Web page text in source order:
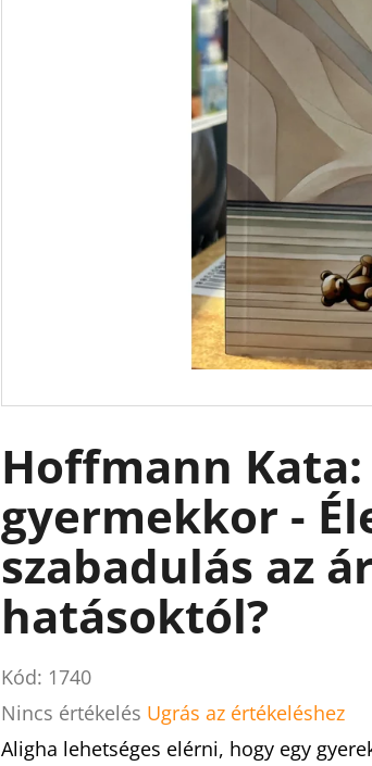
Hoffmann
gyermekkor -
szabadulás az
hatásoktól?
Kód: 1740
A
termék
Nincs értékelés Ugrás az értékeléshez
Aligha lehetséges elérni, hogy egy